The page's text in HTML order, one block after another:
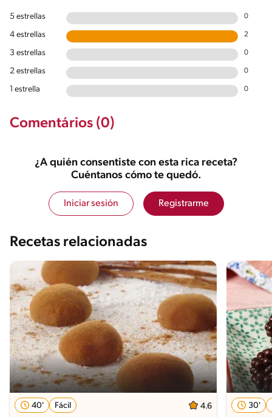
5 estrellas 0
4 estrellas 2
3 estrellas 0
2 estrellas 0
1 estrella 0
Comentários (0)
¿A quién consentiste con esta rica receta?
Cuéntanos cómo te quedó.
Iniciar sesión Registrarme
Recetas relacionadas
40' Fácil 4.6 30'